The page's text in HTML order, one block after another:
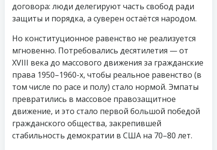
договора: люди делегируют часть свобод ради
защиты и порядка, а суверен остаётся народом.
Но конституционное равенство не реализуется
мгновенно. Потребовались десятилетия — от
XVIII века до массового движения за гражданские
права 1950–1960-х, чтобы реальное равенство (в
том числе по расе и полу) стало нормой. Эмпаты
превратились в массовое правозащитное
движение, и это стало первой большой победой
гражданского общества, закрепившей
стабильность демократии в США на 70–80 лет.